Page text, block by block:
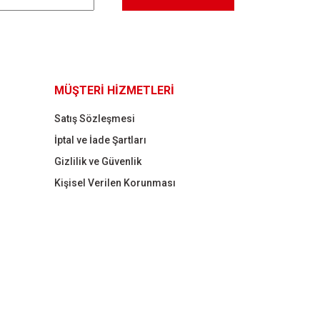
MÜŞTERİ HİZMETLERİ
Satış Sözleşmesi
İptal ve İade Şartları
Gizlilik ve Güvenlik
Kişisel Verilen Korunması